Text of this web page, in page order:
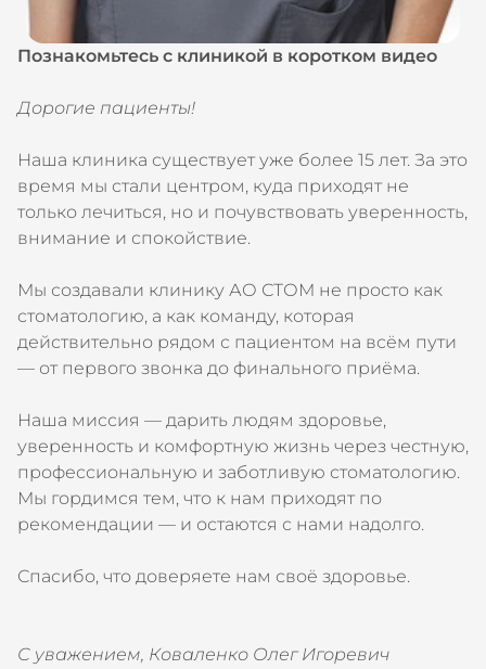
Познакомьтесь с клиникой в коротком видео
Дорогие пациенты!
Наша клиника существует уже более 15 лет. За это
время мы стали центром, куда приходят не
только лечиться, но и почувствовать уверенность,
внимание и спокойствие.
Мы создавали клинику АО СТОМ не просто как
стоматологию, а как команду, которая
действительно рядом с пациентом на всём пути
— от первого звонка до финального приёма.
Наша миссия — дарить людям здоровье,
уверенность и комфортную жизнь через честную,
профессиональную и заботливую стоматологию.
Мы гордимся тем, что к нам приходят по
рекомендации — и остаются с нами надолго.
Спасибо, что доверяете нам своё здоровье.
С уважением, Коваленко Олег Игоревич